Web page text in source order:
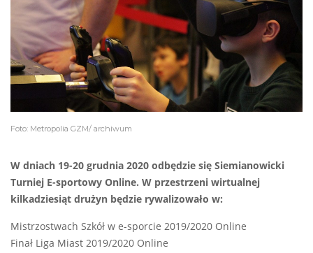
Foto: Metropolia GZM/ archiwum
W dniach 19-20 grudnia 2020 odbędzie się Siemianowicki
Turniej E-sportowy Online. W przestrzeni wirtualnej
kilkadziesiąt drużyn będzie rywalizowało w:
Mistrzostwach Szkół w e-sporcie 2019/2020 Online
Finał Liga Miast 2019/2020 Online